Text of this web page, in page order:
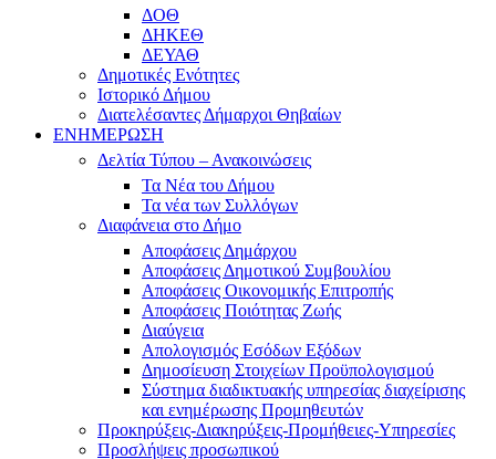
ΔΟΘ
ΔΗΚΕΘ
ΔΕΥΑΘ
Δημοτικές Ενότητες
Ιστορικό Δήμου
Διατελέσαντες Δήμαρχοι Θηβαίων
ΕΝΗΜΕΡΩΣΗ
Δελτία Τύπου – Ανακοινώσεις
Τα Νέα του Δήμου
Τα νέα των Συλλόγων
Διαφάνεια στο Δήμο
Αποφάσεις Δημάρχου
Αποφάσεις Δημοτικού Συμβουλίου
Αποφάσεις Οικονομικής Επιτροπής
Αποφάσεις Ποιότητας Ζωής
Διαύγεια
Απολογισμός Εσόδων Εξόδων
Δημοσίευση Στοιχείων Προϋπολογισμού
Σύστημα διαδικτυακής υπηρεσίας διαχείρισης
και ενημέρωσης Προμηθευτών
Προκηρύξεις-Διακηρύξεις-Προμήθειες-Υπηρεσίες
Προσλήψεις προσωπικού